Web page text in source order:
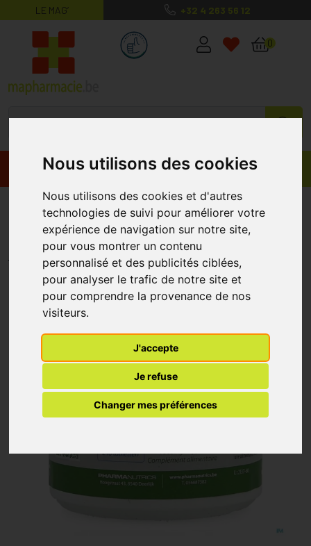
Nous utilisons des cookies
Nous utilisons des cookies et d'autres
technologies de suivi pour améliorer votre
expérience de navigation sur notre site,
pour vous montrer un contenu
personnalisé et des publicités ciblées,
pour analyser le trafic de notre site et
pour comprendre la provenance de nos
visiteurs.
J'accepte
Je refuse
Changer mes préférences
LE MAG’ +32 4 263 56 12
MaPharmacie.be ma santé, mes
0
Promos Produits
Vitamine C 1000 Bioflavonoid
Tabl240 Pharmanutrics
PHARMANUTRICS